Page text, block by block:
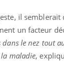
il semblerait
un facteur
dans le nez tout
maladie,